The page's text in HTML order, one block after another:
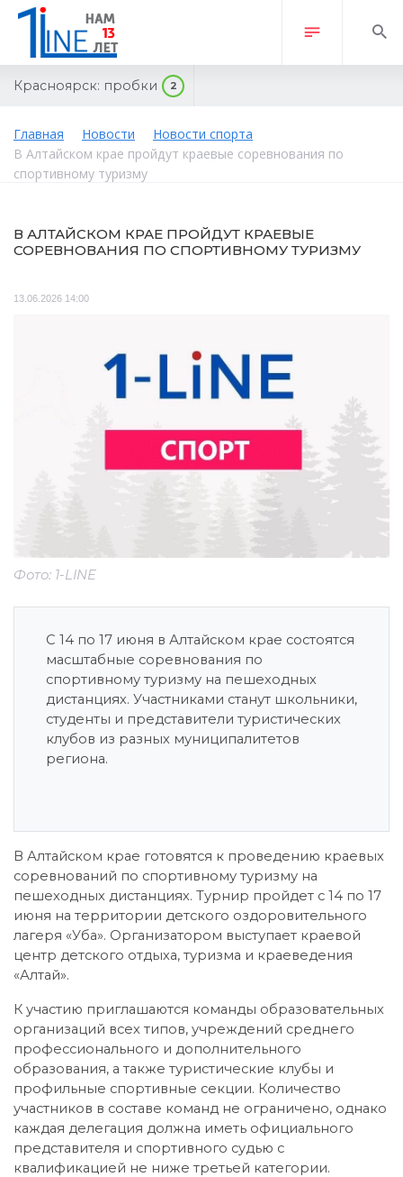
Красноярск: пробки 2
Главная Новости
Новости спорта
В Алтайском крае пройдут краевые соревнования по
спортивному туризму
В АЛТАЙСКОМ КРАЕ ПРОЙДУТ КРАЕВЫЕ
СОРЕВНОВАНИЯ ПО СПОРТИВНОМУ ТУРИЗМУ
13.06.2026 14:00
Фото: 1-LINE
С 14 по 17 июня в Алтайском крае состоятся
масштабные соревнования по
спортивному туризму на пешеходных
дистанциях. Участниками станут школьники,
студенты и представители туристических
клубов из разных муниципалитетов
региона.
В Алтайском крае готовятся к проведению краевых
соревнований по спортивному туризму на
пешеходных дистанциях. Турнир пройдет с 14 по 17
июня на территории детского оздоровительного
лагеря «Уба». Организатором выступает краевой
центр детского отдыха, туризма и краеведения
«Алтай».
К участию приглашаются команды образовательных
организаций всех типов, учреждений среднего
профессионального и дополнительного
образования, а также туристические клубы и
профильные спортивные секции. Количество
участников в составе команд не ограничено, однако
каждая делегация должна иметь официального
представителя и спортивного судью с
квалификацией не ниже третьей категории.